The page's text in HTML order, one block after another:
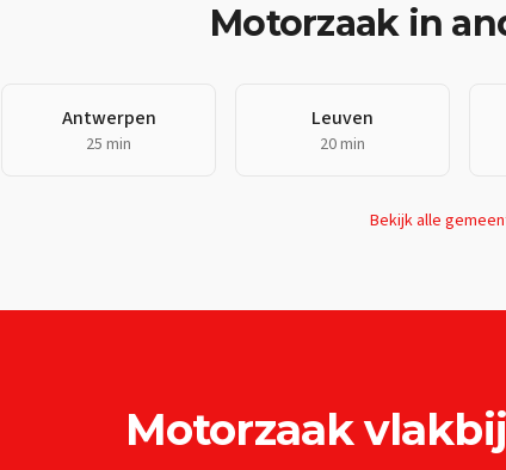
Motorzaakin
Antwerpen
25 min
Leuven
20 min
Bekijk alle
Motorzaakvlakbij